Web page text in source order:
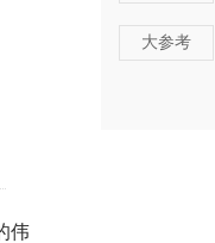
伟
大参考